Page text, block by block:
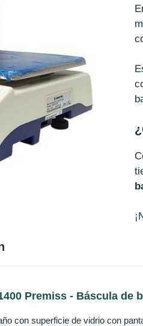
Premiss - Báscula de
con superficie de vidrio con